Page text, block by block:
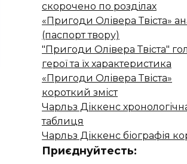
скорочено по розділах
«Пригоди Олівера Твіста»
(паспорт твору)
"Пригоди Олівера Твіста"
герої та їх характеристика
«Пригоди Олівера Твіста»
короткий зміст
Чарльз Діккенс
таблиця
Чарльз Діккенс біографія
Приєднуйтесть: